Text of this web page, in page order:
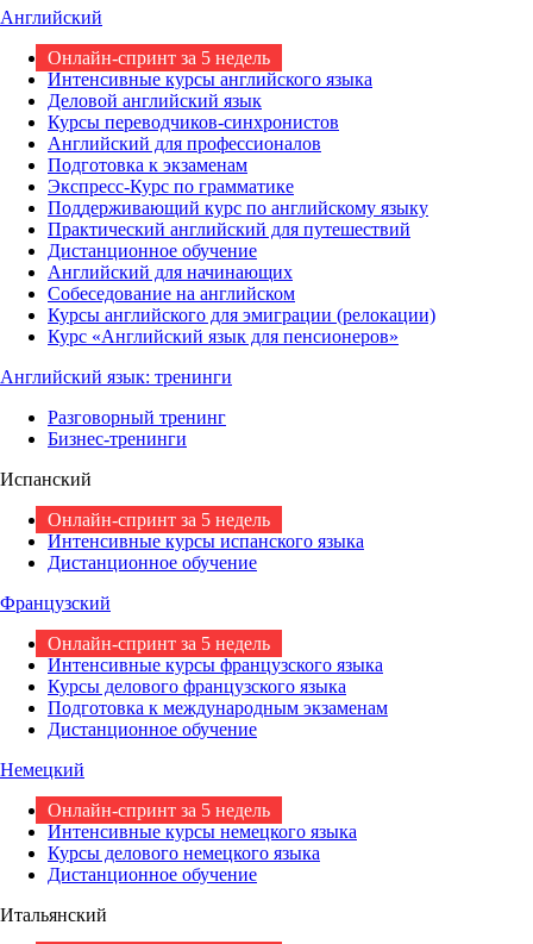
Английский
Онлайн-спринт за 5 недель
Интенсивные курсы английского языка
Деловой английский язык
Курсы переводчиков-синхронистов
Английский для профессионалов
Подготовка к экзаменам
Экспресс-Курс по грамматике
Поддерживающий курс по английскому языку
Практический английский для путешествий
Дистанционное обучение
Английский для начинающих
Собеседование на английском
Курсы английского для эмиграции (релокации)
Курс «Английский язык для пенсионеров»
Английский язык: тренинги
Разговорный тренинг
Бизнес-тренинги
Испанский
Онлайн-спринт за 5 недель
Интенсивные курсы испанского языка
Дистанционное обучение
Французский
Онлайн-спринт за 5 недель
Интенсивные курсы французского языка
Курсы делового французского языка
Подготовка к международным экзаменам
Дистанционное обучение
Немецкий
Онлайн-спринт за 5 недель
Интенсивные курсы немецкого языка
Курсы делового немецкого языка
Дистанционное обучение
Итальянский